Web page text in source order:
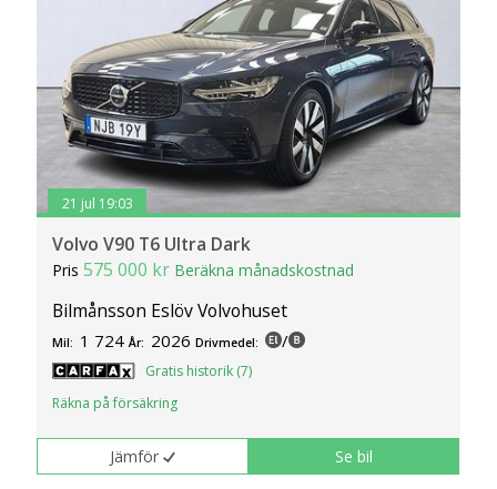
21 jul 19:03
Volvo V90 T6 Ultra Dark
Pris575 000 kr Beräkna månadskostnad
Bilmånsson Eslöv Volvohuset
Mil: 1 724 År: 2026 Drivmedel: /
Gratis historik (7)
Räkna på försäkring
Jämför Se bil